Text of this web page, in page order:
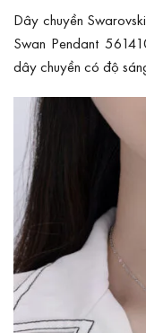
Dây chuyền
Swan Pendant
dây chuyền có độ